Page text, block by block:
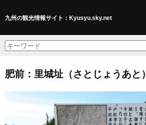
九州の観光情報サイト：Kyusyu.sky.net
肥前：里城址（さとじょうあと）